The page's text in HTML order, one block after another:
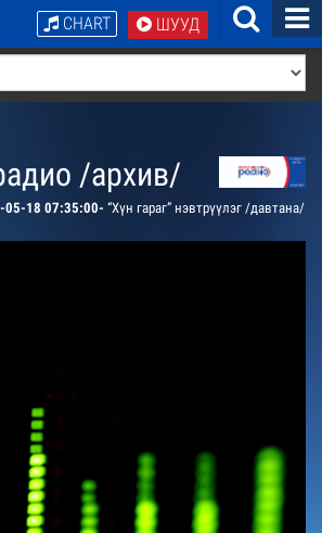
ШУУД
CHART
/архив/
05-18 07:35:00- “Хүн гараг” нэвтрүүлэг /давтана/